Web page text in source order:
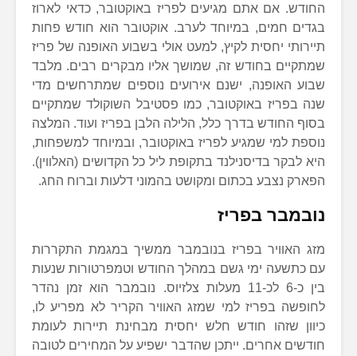
החודש. אם אתם מגיעים לפריז באוקטובר, כדאי לארוז
בגדים חמים, במיוחד לערב. אוקטובר הוא חודש פחות
תיירותי יחסית לקיץ, למעט אולי בשבוע האופנה של פריז
שמתקיים בחודש זה, שמושך אליו מבקרים רבים. מלבד
שבוע האופנה, ישנם אירועים נוספים שמתרחשים מדי
שנה בפריז באוקטובר, כמו פסטיבל השוקולד שמתקיים
בסוף החודש בדרך כלל, הלילה הלבן בפריז ועוד. המלצה
נוספת למי שמגיע לפריז באוקטובר, ובמיוחד למשפחות,
היא לבקר בדיסנילנד בתקופת ליל כל הקדושים (האלווין).
הפארק נצבע בכתום ומקושט בהמוני דלעות וברוח החג.
נובמבר בפריז
מזג האוויר בפריז בנובמבר ממשיך במגמת התקררות
עם כתשעה ימי גשם במהלך החודש וטמפרטורות שנעות
בין כ-6 לכ-11 מעלות צלזיוס. נובמבר הוא זמן נהדר
לחופשה בפריז למי שמזג האוויר הקריר לא מפריע לו,
כיוון שזהו חודש חלש יחסית מבחינת תיירות לעומת
חודשים אחרים. ייתכן שהדבר ישפיע על המחירים לטובה